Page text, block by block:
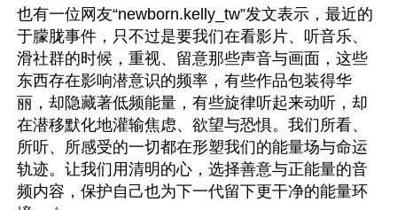
也有一位网友“newborn.kelly_tw”发文表示，最近的
于朦胧事件，只不过是要我们在看影片、听音乐、
滑社群的时候，重视、留意那些声音与画面，这些
东西存在影响潜意识的频率，有些作品包装得华
丽，却隐藏著低频能量，有些旋律听起来动听，却
在潜移默化地灌输焦虑、欲望与恐惧。我们所看、
所听、所感受的一切都在形塑我们的能量场与命运
轨迹。让我们用清明的心，选择善意与正能量的音
频内容，保护自己也为下一代留下更干净的能量环